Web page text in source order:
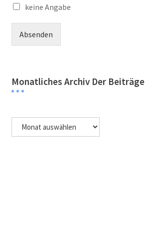
keine Angabe
Absenden
Monatliches Archiv Der Beiträge
Archiv
der